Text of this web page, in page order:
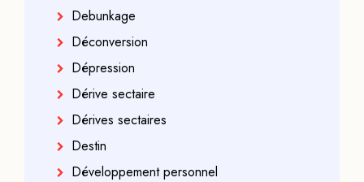
Debunkage
Déconversion
Dépression
Dérive sectaire
Dérives sectaires
Destin
Développement personnel